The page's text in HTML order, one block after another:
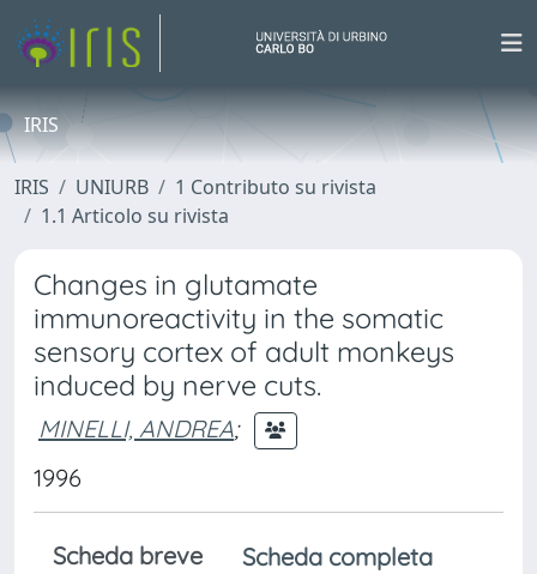
IRIS
IRIS UNIURB
1 Contributo su rivista
1.1 Articolo su rivista
Changes in glutamate
immunoreactivity in the somatic
sensory cortex of adult monkeys
induced by nerve cuts.
MINELLI, ANDREA;
1996
Scheda breve
Scheda completa